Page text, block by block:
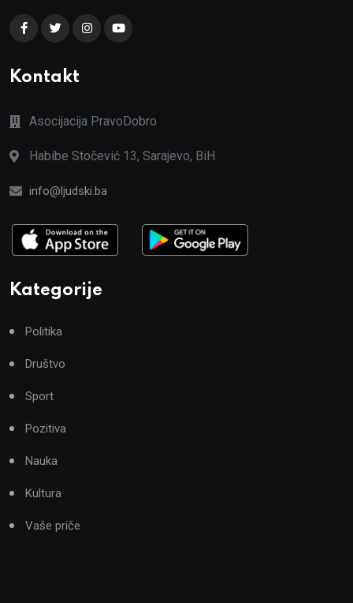
Kontakt
Asocijacija PravoDobro
Habibe Stočević 13, Sarajevo, BiH
info@ljudski.ba
Kategorije
Politika
Društvo
Sport
Pozitiva
Nauka
Kultura
Vaše priče